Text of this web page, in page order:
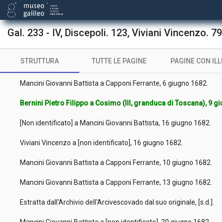
Gal. 233 - IV, Discepoli. 123, Viviani Vincenzo.
STRUTTURA TUTTE LE PAGINE PAGINE CON
Mancini Giovanni Battista a Panciatichi Francesco, 6 giugno 1682.
[Non identificato] a De Vecchi Bernardino, 6 giugno 1682.
[Non identificato] a Mancini Giovanni Battista, 9 giugno 1682.
Mancini Giovanni Battista a Capponi Ferrante, 6 giugno 1682.
Bernini Pietro Filippo a Cosimo (III, granduca di Toscana), 9
[Non identificato] a Mancini Giovanni Battista, 16 giugno 1682.
Viviani Vincenzo a [non identificato], 16 giugno 1682.
Mancini Giovanni Battista a Capponi Ferrante, 10 giugno 1682.
Mancini Giovanni Battista a Capponi Ferrante, 13 giugno 1682.
Estratta dall'Archivio dell'Arcivescovado dal suo originale, [s.d.].